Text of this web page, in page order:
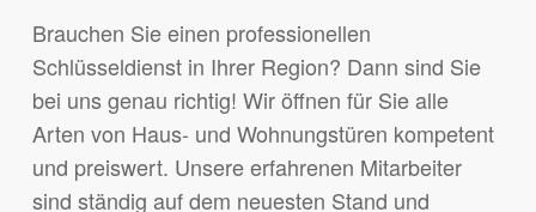
Brauchen Sie einen professionellen
Schlüsseldienst in Ihrer Region? Dann sind Sie
bei uns genau richtig! Wir öffnen für Sie alle
Arten von Haus- und Wohnungstüren kompetent
und preiswert. Unsere erfahrenen Mitarbeiter
sind ständig auf dem neuesten Stand und